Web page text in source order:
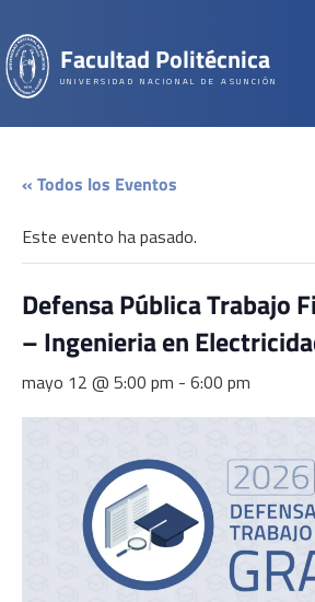
Facultad Politécnica
UNIVERSIDAD NACIONAL DE ASUNCIÓN
« Todos los Eventos
Este evento ha pasado.
Defensa Pública Trabajo
– Ingenieria en
mayo 12 @ 5:00 pm - 6:00 pm